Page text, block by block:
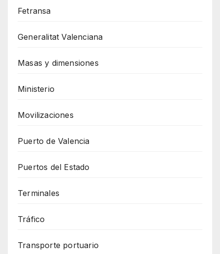
Fetransa
Generalitat Valenciana
Masas y dimensiones
Ministerio
Movilizaciones
Puerto de Valencia
Puertos del Estado
Terminales
Tráfico
Transporte portuario